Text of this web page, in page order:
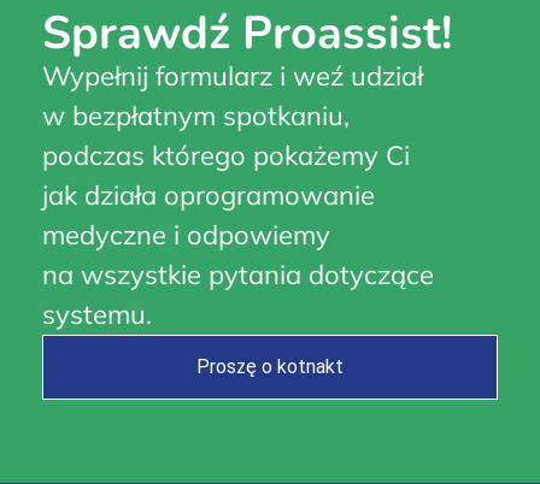
Sprawdź Proassist!
Wypełnij formularz i weź udział
w bezpłatnym spotkaniu,
podczas którego pokażemy Ci
jak działa oprogramowanie
medyczne i odpowiemy
na wszystkie pytania dotyczące
systemu.
Proszę o kotnakt